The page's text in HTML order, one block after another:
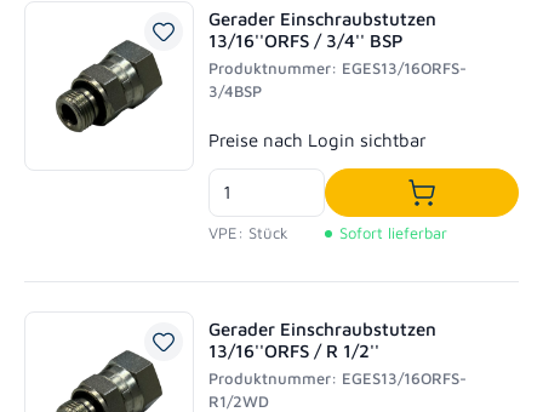
Gerader Einschraubstutzen
13/16''ORFS / 3/4'' BSP
Produktnummer: EGES13/16ORFS-
3/4BSP
Regulärer Preis:
Preise nach Login sichtbar
VPE: Stück
In den
Sofort lieferbar
Gerader Einschraubstutzen
13/16''ORFS / R 1/2''
Produktnummer: EGES13/16ORFS-
R1/2WD